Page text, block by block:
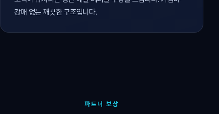
강매 없는 깨끗한 구조입니다.
파트너 보상